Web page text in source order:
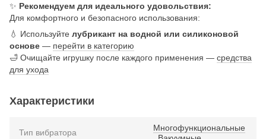
✨ Рекомендуем для идеального удовольствия:
Для комфортного и безопасного использования:
💧 Используйте лубрикант на водной или силиконовой
основе — перейти в категорию
🛁 Очищайте игрушку после каждого применения — средства
для ухода
Характеристики
Тип вибратора
Многофункциональные